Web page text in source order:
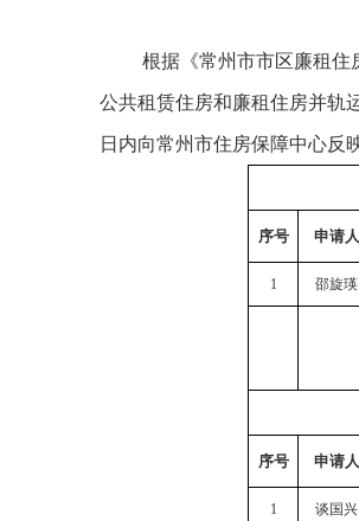
根据《常州市市区廉租住
公共租赁住房和廉租住房并轨
日内向常州市住房保障中心反
序号 申请人
1 邵旋瑛
序号 申请人
1 谈国兴